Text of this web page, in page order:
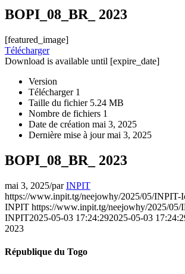
BOPI_08_BR_ 2023
[featured_image]
Télécharger
Download is available until [expire_date]
Version
Télécharger 1
Taille du fichier 5.24 MB
Nombre de fichiers 1
Date de création mai 3, 2025
Dernière mise à jourmai 3, 2025
BOPI_08_BR_ 2023
mai 3, 2025/parINPIT
https://www.inpit.tg/neejowhy/2025/05/INPIT-
INPIT https://www.inpit.tg/neejowhy/2025/
INPIT2025-05-03 17:24:292025-05-03
2023
République du Togo